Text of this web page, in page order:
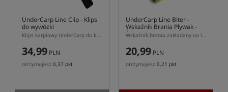
UnderCarp Line Clip- Klips
do wywózki
Klips karpiowy UnderCarp do kontroli linki podczas wywózki
34,99 PLN
otrzymujesz 0,37 pkt
UnderCarp Line Biter-
Wskaźnik Brania Pływak -
Żółty Neon
Wskaźnik brania zakładany na linkę główną
20,99 PLN
otrzymujesz 0,21 pkt